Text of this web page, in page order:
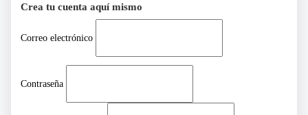
Crea tu cuenta aquí mismo
Correo electrónico
Contraseña